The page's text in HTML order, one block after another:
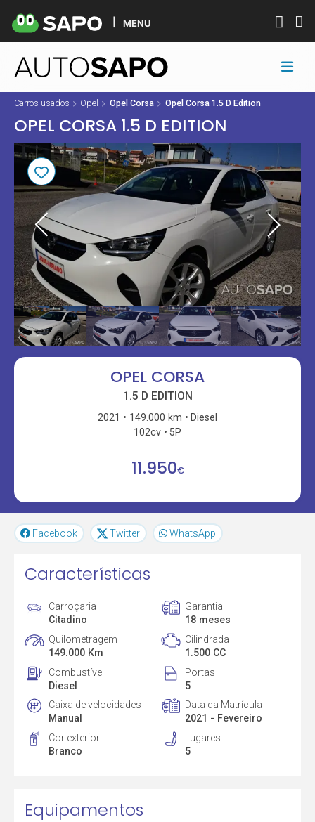
MENU
Carros usados Opel Opel Corsa Opel Corsa 1.5 D Edition
OPEL CORSA 1.5 D EDITION
OPEL CORSA
1.5 D EDITION
2021 149.000 km
Diesel
102cv
5P
11.950€
Facebook Twitter WhatsApp
Características
Carroçaria
Citadino
Garantia
18 meses
Quilometragem
149.000 Km
Cilindrada
1.500 CC
Combustível
Diesel
Portas
5
Caixa de velocidades
Manual
Data da Matrícula
2021 - Fevereiro
Cor exterior
Branco
Lugares
5
Equipamentos